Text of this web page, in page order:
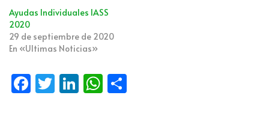
Ayudas Individuales IASS
2020
29 de septiembre de 2020
En «Ultimas Noticias»
Fa T Li W